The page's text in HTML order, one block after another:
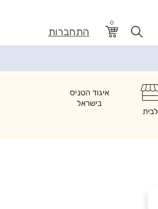
0
התחברות
לבית
איגוד הטניס
בישראל